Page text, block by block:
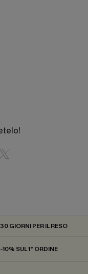
30 GIORNI PER IL RESO
-10% SUL 1° ORDINE